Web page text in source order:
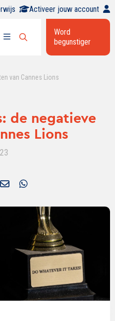
Activeer jouw account
Open
zoekbalk
Word
begunstiger
van Cannes Lions
de negatieve
Lions